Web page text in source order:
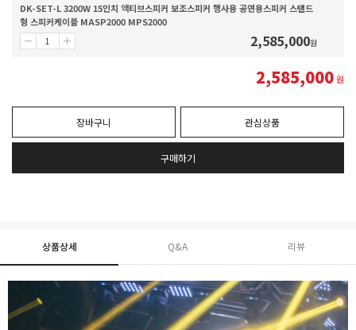
DK-SET-L 3200W 15인치 액티브스피커 보조스피커 행사용 공연용스피커 스탠드
형 스피커케이블 MASP2000 MPS2000
2,585,000원
2,585,000원
장바구니 관심상품
구매하기
상품상세 Q&A 리뷰